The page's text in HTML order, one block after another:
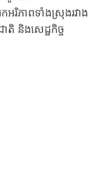
រិភាពទាំងស្រុងរវាង
តិ និងសេដ្ឋកិច្ច